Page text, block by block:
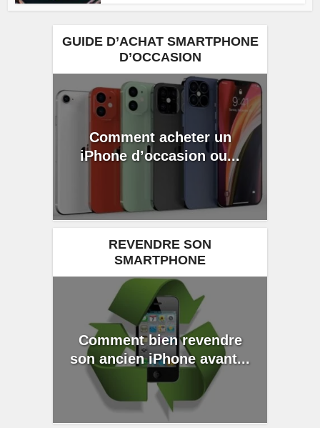
GUIDE D’ACHAT SMARTPHONE
D’OCCASION
Comment acheter un
iPhone d’occasion ou...
REVENDRE SON
SMARTPHONE
Comment bien revendre
son ancien iPhone avant...